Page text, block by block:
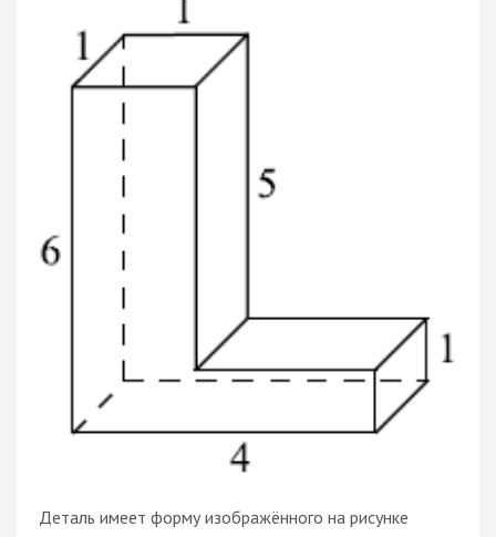
Деталь имеет форму изображённого на рисунке